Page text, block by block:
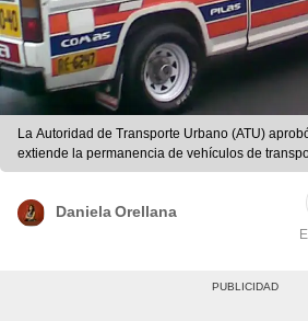
La Autoridad de Transporte Urbano (ATU)
extiende la permanencia de vehículos de
Callao hasta 2031, según la Resolución
Daniela Orellana